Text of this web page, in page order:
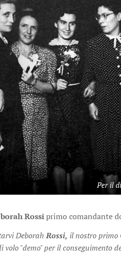
Per il
Rossiprimo comandante
DeborahRossi, il nostro primo
"demo" per il conseguimento